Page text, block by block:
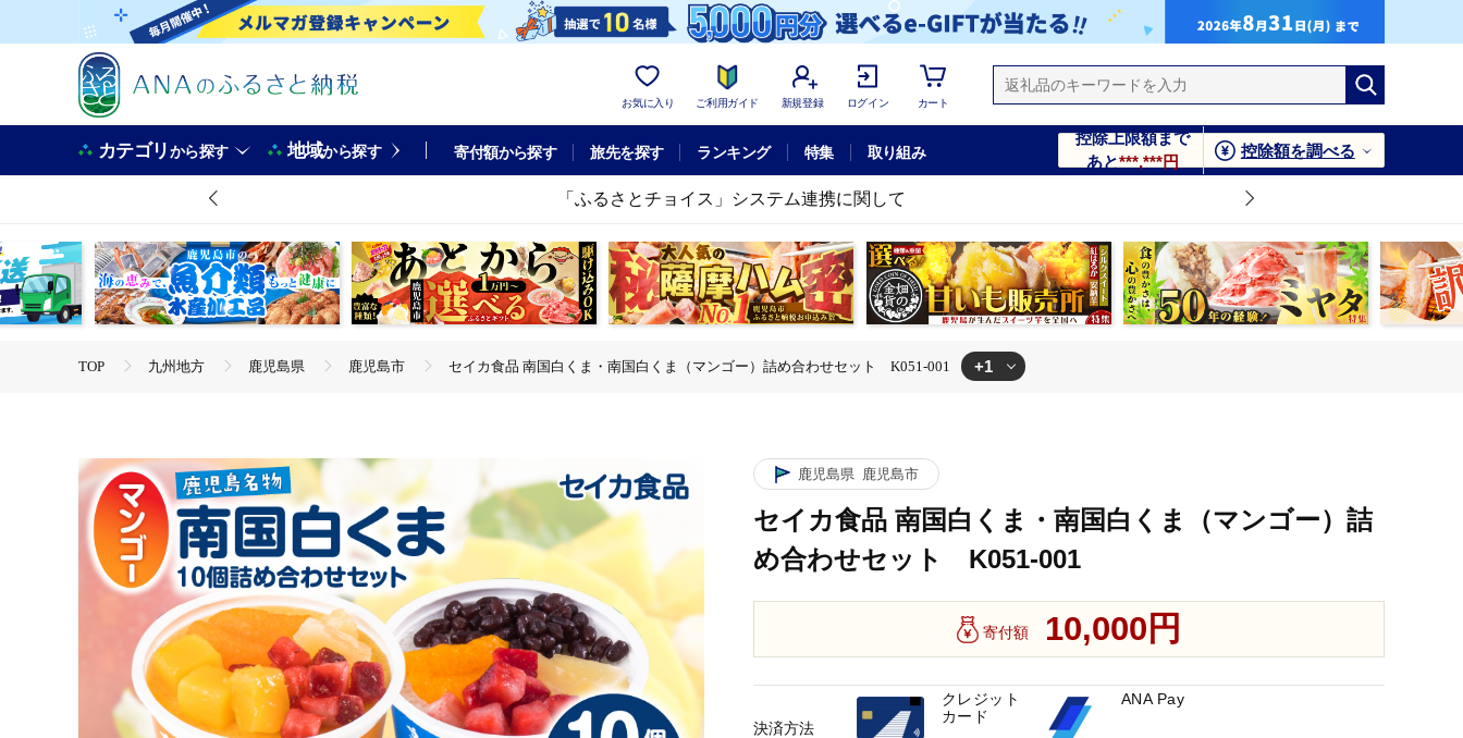
お気に入り ご利用ガイド 新規登録 ログイン カート
カテゴリから探す 地域から探す 寄付額から探す 旅先を探す ランキング 特集 取り組み
控除上限額まで
あと***,***円
控除額を調べる
「ふるさとチョイス」システム連携に関して
TOP 九州地方 鹿児島県 鹿児島市 セイカ食品 南国白くま・南国白くま（マンゴー）詰め合わせセット K051-001 +1
鹿児島県 鹿児島市
セイカ食品 南国白くま・南国白くま（マンゴー）詰
め合わせセット K051-001
寄付額 10,000円
決済方法
クレジット
カード
ANA Pay